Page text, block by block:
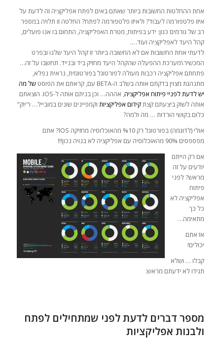
אחת ההחלטות החשובות ביותר שאתם באים לפתח אפליקציה זה לדעת על
איזו פלטפורמה לעבוד? ולאיזו פלטפורמה לפתח? החלטה זו תלויה במספר
רב של גורמים כגון: ידע בפיתוח, מטרת האפליקציה, התחום בו אנו פועלים,
קהל היעד לאפליקציה ועוד….
לדעתי אחת החשובות אם לא החשובה ביותר זו קהל היעד שלנו ובפרט
המכשיר\מערכת ההפעלה שהקהל היעד מחזיק ביד ובנייד. תחשבו על זה…
פתחתם אפליקציה רכבות מעולה לפורטוגל בפורטוגזית, נראית נפלא,
מתנהגת מצוין בדקתם אותה בשלב ה-BETA עם, קראתם את הפוסט
של מה
יש לדעת לפניי פיתוח אפליקציה
, אההה… וכן בניתם אותה ל-IOS. הוצאתם
אותה לשוק ביצעתם קצתקידום אפליקציותוקמפיינים שונים במובייל… ו"יוק"
כלום בקושי הורדות … מה ולמה?
אולי (לדוגמה) בפורטוגל רק %10 מהאוכלוסיה מחזיקה IOS? אתם
מפספסים 90% מהאוכלוסיה עם אפליקציה לא בנויה נכון!!!
אם רק הייתם
יודעים על זה
מראש? לפני
פיתוח
אפליקציה לא
כל כך
מתאימה…
אז אתם
יכולים!
קבלו … ושלא
תגידו לא ידעתם מראש:
מספר דברים לדעת לפני שמתחילים לפתח
ולבנות אפליקציות